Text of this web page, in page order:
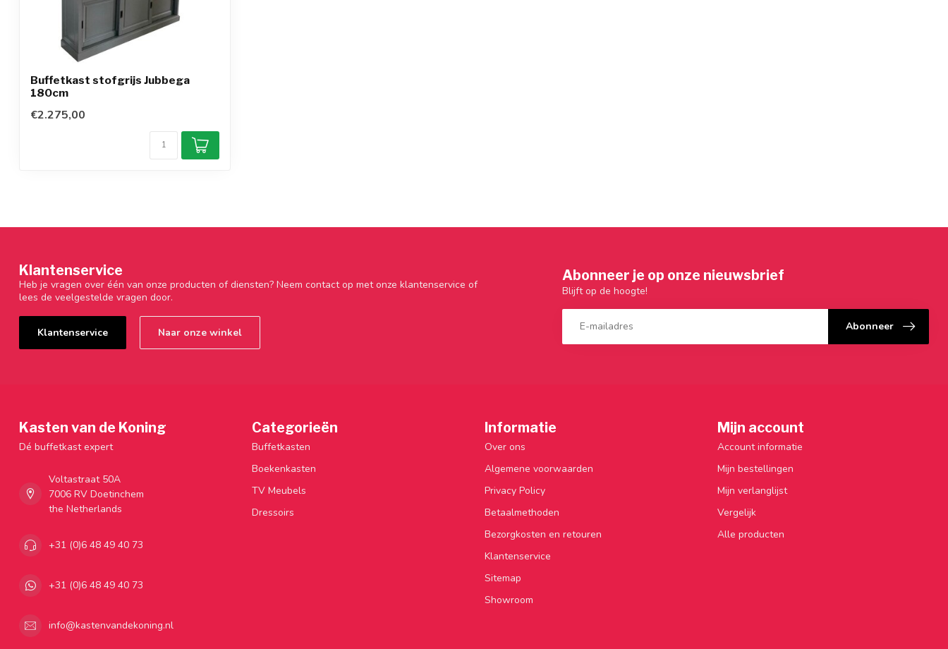
Buffetkast stofgrijs Jubbega
180cm
€2.275,00
Klantenservice
Heb je vragen over één van onze producten of diensten? Neem contact op met onze klantenservice of
lees de veelgestelde vragen door.
Klantenservice Naar onze winkel
Abonneer je op onze nieuwsbrief
Blijft op de hoogte!
Abonneer
Kasten van de Koning
Dé buffetkast expert
Voltastraat 50A
7006 RV Doetinchem
the Netherlands
+31 (0)6 48 49 40 73
+31 (0)6 48 49 40 73
info@kastenvandekoning.nl
Categorieën
Buffetkasten
Boekenkasten
TV Meubels
Dressoirs
Informatie
Over ons
Algemene voorwaarden
Privacy Policy
Betaalmethoden
Bezorgkosten en retouren
Klantenservice
Sitemap
Showroom
Mijn account
Account informatie
Mijn bestellingen
Mijn verlanglijst
Vergelijk
Alle producten